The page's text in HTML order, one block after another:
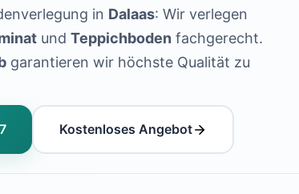
in Dalaas: Wir verlegen
und Teppichboden fachgerecht.
garantieren wir höchste Qualität zu
Kostenloses Angebot